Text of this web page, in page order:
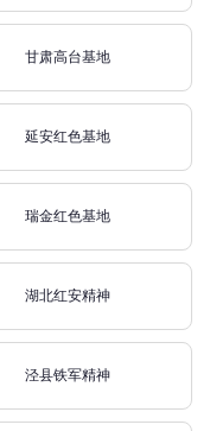
甘肃高台基地
延安红色基地
瑞金红色基地
湖北红安精神
泾县铁军精神